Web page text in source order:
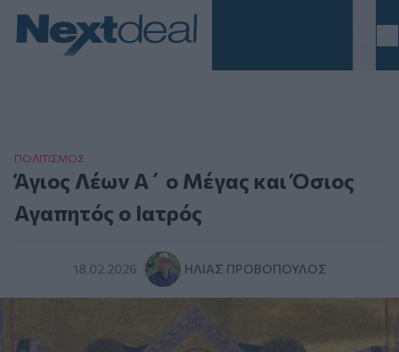
ΠΟΛΙΤΙΣΜΟΣ
Άγιος Λέων Α΄ ο Μέγας και Όσιος
Αγαπητός ο Ιατρός
18.02.2026 ΗΛΊΑΣ ΠΡΟΒΌΠΟΥΛΟΣ